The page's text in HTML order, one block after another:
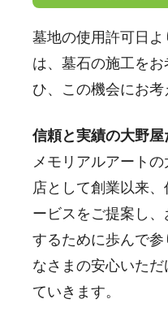
墓地の使用許可日
は、墓石の施工を
ひ、この機会にお考
信頼と実績の大野
メモリアルアート
店として創業以来
ービスをご提案し
するために歩んで
なさまの安心いた
ていきます。